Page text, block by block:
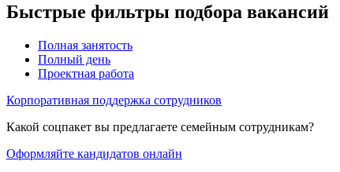
Быстрые фильтры подбора вакансий
Полная занятость
Полный день
Проектная работа
Корпоративная поддержка сотрудников
Какой соцпакет вы предлагаете семейным сотрудникам?
Оформляйте кандидатов онлайн